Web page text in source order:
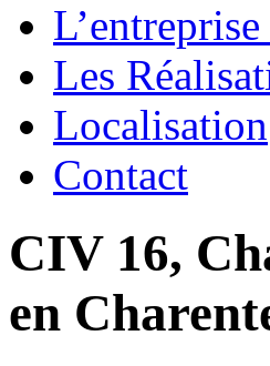
Les
Localisation
Contact
CIV 16,
en